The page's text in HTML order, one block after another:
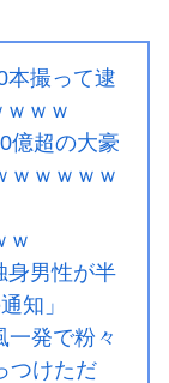
本撮って逮
ｗｗ
億超の大豪
ｗｗｗｗｗ
ｗ
身男性が半
知」
一発で粉々
けただ